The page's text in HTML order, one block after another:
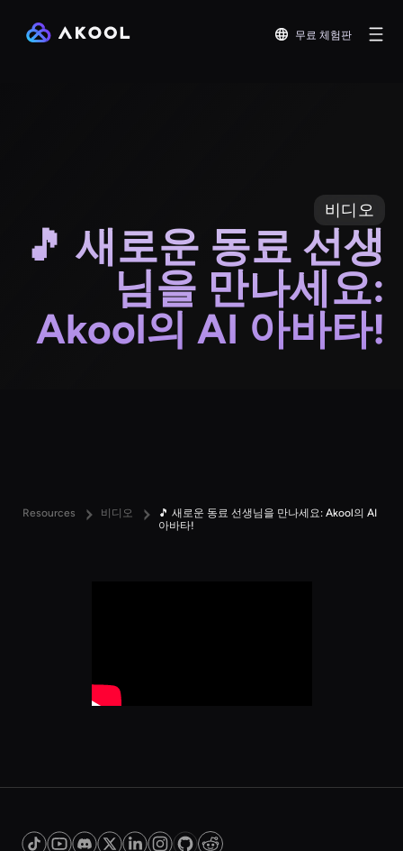
무료 체험판
비디오
🎵 새로운 동료 선생
님을 만나세요:
Akool의 AI 아바타!
Resources 비디오
🎵 새로운 동료 선생님을 만나세요: Akool의 AI
아바타!